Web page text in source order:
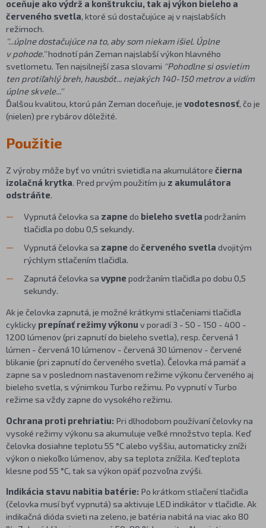
oceňuje ako výdrž a konštrukciu, tak aj výkon bieleho a
červeného svetla, ktoré sú dostačujúce aj v najslabších
režimoch.
''...úplne dostačujúce na to, aby som niekam išiel. Úplne
v pohode.''hodnotí pán Zeman najslabší výkon hlavného
svetlometu. Ten najsilnejší zasa slovami ''Pohodlne si osvietim
ten protiľahlý breh, hausbót... nejakých 140-150 metrov a vidím
úplne skvele...''
Ďalšou kvalitou, ktorú pán Zeman doceňuje, je vodotesnosť, čo je
(nielen) pre rybárov dôležité.
Použitie
Z výroby môže byť vo vnútri svietidla na akumulátore čierna
izolačná krytka. Pred prvým použitím ju z akumulátora
odstráňte.
Vypnutá čelovka sa zapnedo bieleho svetla podržaním
tlačidla po dobu 0,5 sekundy.
Vypnutá čelovka sa zapnedo červeného svetla dvojitým
rýchlym stlačením tlačidla.
Zapnutá čelovka sa vypnepodržaním tlačidla po dobu 0,5
sekundy.
Ak je čelovka zapnutá, je možné krátkymi stlačeniami tlačidla
cyklicky prepínať režimy výkonu v poradí 3 - 50 - 150 - 400 -
1200 lúmenov (pri zapnutí do bieleho svetla), resp. červená 1
lúmen - červená 10 lúmenov - červená 30 lúmenov - červené
blikanie (pri zapnutí do červeného svetla). Čelovka má pamäť a
zapne sa v poslednom nastavenom režime výkonu červeného aj
bieleho svetla, s výnimkou Turbo režimu. Po vypnutí v Turbo
režime sa vždy zapne do vysokého režimu.
Ochrana proti prehriatiu: Pri dlhodobom používaní čelovky na
vysoké režimy výkonu sa akumuluje veľké množstvo tepla. Keď
čelovka dosiahne teplotu 55 °C alebo vyššiu, automaticky zníži
výkon o niekoľko lúmenov, aby sa teplota znížila. Keď teplota
klesne pod 55 °C, tak sa výkon opäť pozvoľna zvýši.
Indikácia stavu nabitia batérie: Po krátkom stlačení tlačidla
(čelovka musí byť vypnutá) sa aktivuje LED indikátor v tlačidle. Ak
indikačná dióda svieti na zeleno, je batéria nabitá na viac ako 80